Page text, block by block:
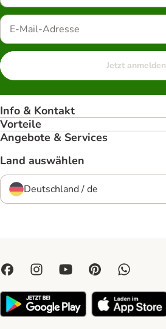
Jetzt anmelden
Info & Kontakt
Vorteile
Angebote & Services
Land auswählen
Deutschland / de